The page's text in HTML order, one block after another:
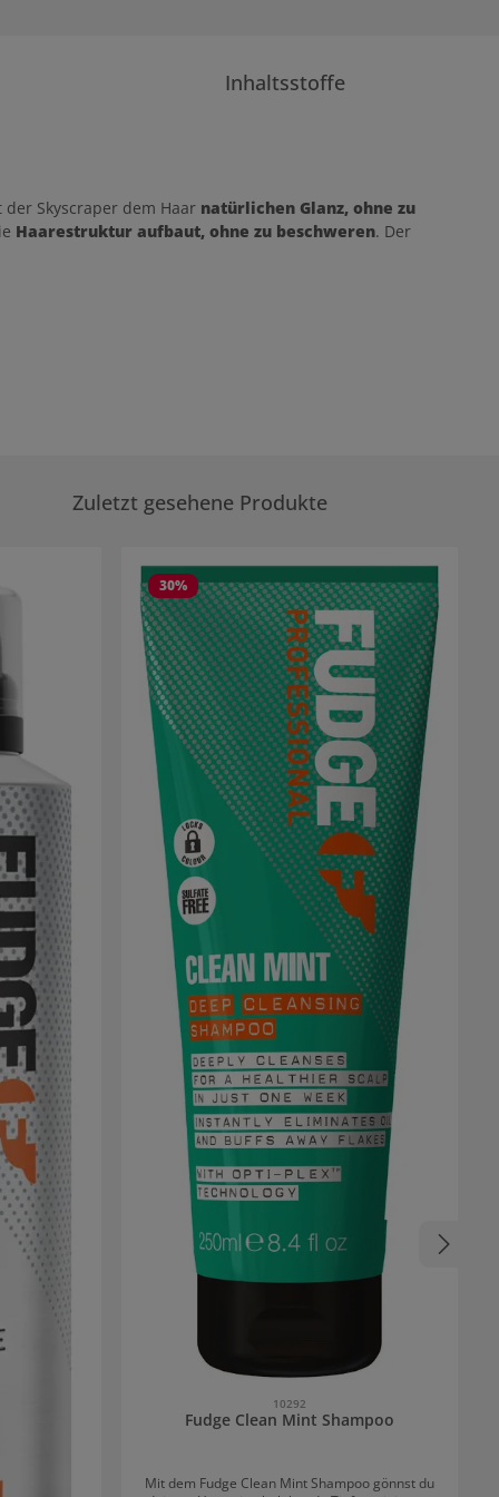
Inhaltsstoffe
Skyscraper dem Haar natürlichen Glanz, ohne zu
Haarestruktur aufbaut, ohne zu beschweren. Der
Zuletzt gesehene Produkte
30%
10292
Fudge Clean Mint Shampoo
Mit dem Fudge Clean Mint Shampoo gönnst du